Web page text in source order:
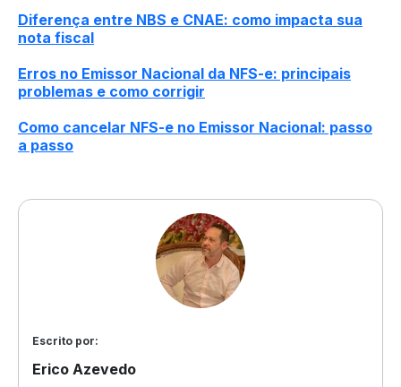
Diferença entre NBS e CNAE: como impacta sua
nota fiscal
Erros no Emissor Nacional da NFS-e: principais
problemas e como corrigir
Como cancelar NFS-e no Emissor Nacional: passo
a passo
Escrito por:
Erico Azevedo